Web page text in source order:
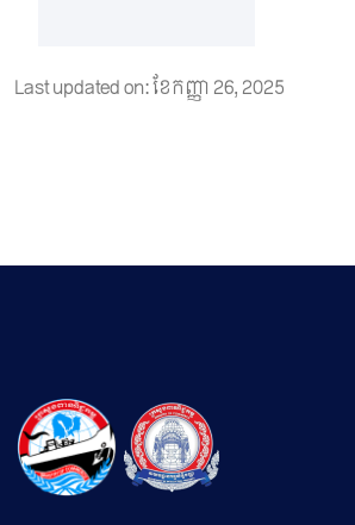
Last updated on: ខែ​កញ្ញា 26, 2025